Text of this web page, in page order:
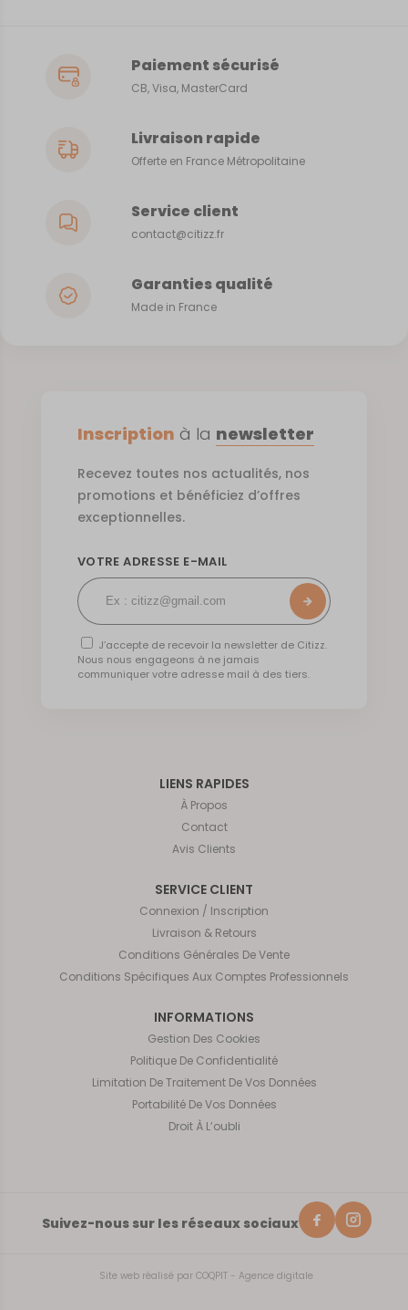
Paiement sécurisé
CB, Visa, MasterCard
Livraison rapide
Offerte en France Métropolitaine
Service client
contact@citizz.fr
Garanties qualité
Made in France
LIENS RAPIDES
À Propos
Contact
Avis Clients
SERVICE CLIENT
Connexion / Inscription
Livraison & Retours
Conditions Générales De Vente
Conditions Spécifiques Aux Comptes Professionnels
INFORMATIONS
Gestion Des Cookies
Politique De Confidentialité
Limitation De Traitement De Vos Données
Portabilité De Vos Données
Droit À L’oubli
Suivez-nous sur les réseaux sociaux
Site web réalisé par COQPIT - Agence digitale
Inscription à la newsletter
Recevez toutes nos actualités, nos
promotions et bénéficiez d’offres
exceptionnelles.
VOTRE ADRESSE E-MAIL
J’accepte de recevoir la newsletter de Citizz.
Nous nous engageons à ne jamais
communiquer votre adresse mail à des tiers.